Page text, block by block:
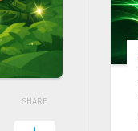
SHARE